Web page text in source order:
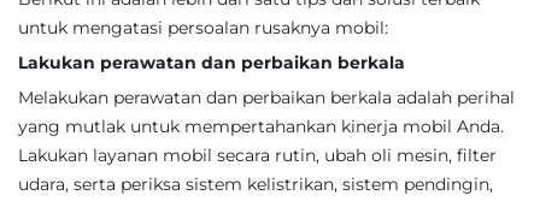
untuk mengatasi persoalan rusaknya mobil:
Lakukan perawatan dan perbaikan berkala
Melakukan perawatan dan perbaikan berkala adalah perihal
yang mutlak untuk mempertahankan kinerja mobil Anda.
Lakukan layanan mobil secara rutin, ubah oli mesin, filter
udara, serta periksa sistem kelistrikan, sistem pendingin,